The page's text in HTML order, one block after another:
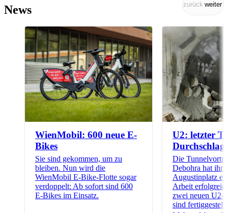
News zurück weiter
WienMobil: 600 neue E-
Bikes
Sie sind gekommen, um zu
bleiben. Nun wird die
WienMobil E-Bike-Flotte sogar
verdoppelt: Ab sofort sind 600
E-Bikes im Einsatz.
U2: letzter
Durchschlag
Die
Debohra hat ihr
Augustinplatz
Arbeit
zwei neuen U2-
sind